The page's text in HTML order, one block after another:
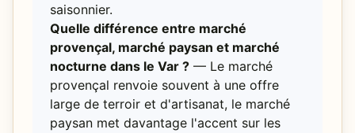
saisonnier.
Quelle différence entre marché
provençal, marché paysan et marché
nocturne dans le Var ? — Le marché
provençal renvoie souvent à une offre
large de terroir et d'artisanat, le marché
paysan met davantage l'accent sur les